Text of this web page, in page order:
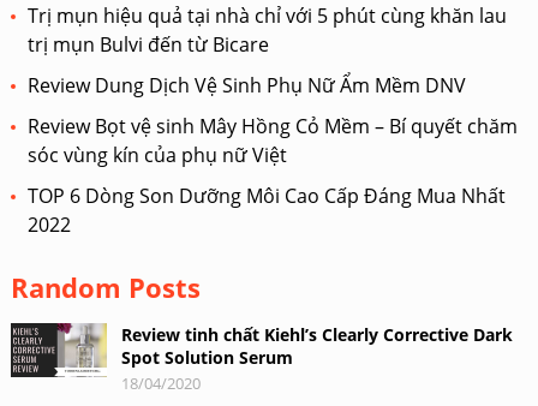
Trị mụn hiệu quả tại nhà chỉ với 5 phút cùng khăn lau
trị mụn Bulvi đến từ Bicare
Review Dung Dịch Vệ Sinh Phụ Nữ Ẩm Mềm DNV
Review Bọt vệ sinh Mây Hồng Cỏ Mềm – Bí quyết chăm
sóc vùng kín của phụ nữ Việt
TOP 6 Dòng Son Dưỡng Môi Cao Cấp Đáng Mua Nhất
2022
Random Posts
Review tinh chất Kiehl’s Clearly Corrective Dark
Spot Solution Serum
18/04/2020